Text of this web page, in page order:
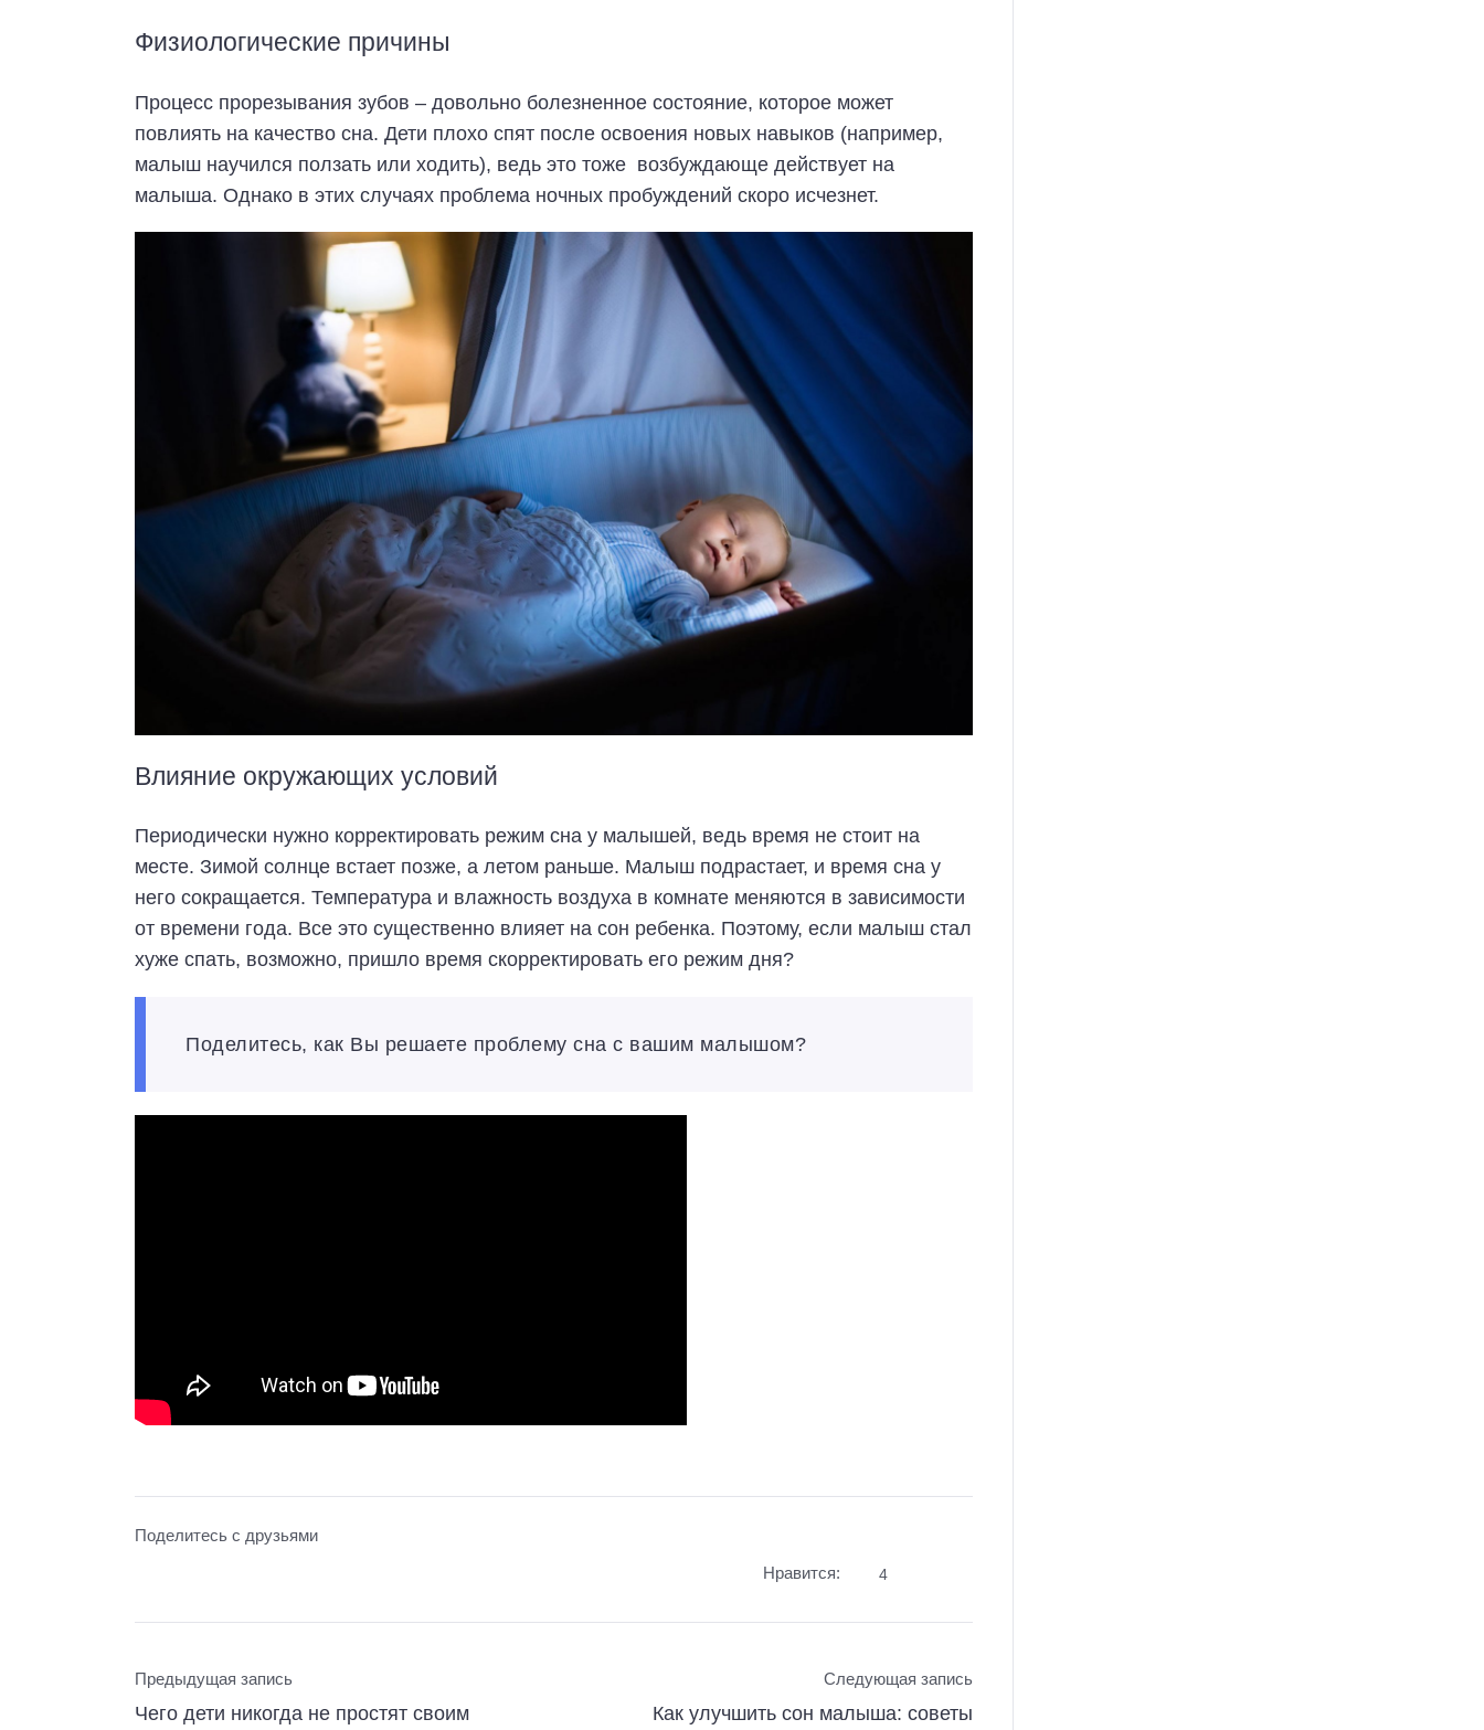
Физиологические причины
Процесс прорезывания зубов – довольно болезненное состояние, которое может
повлиять на качество сна. Дети плохо спят после освоения новых навыков (например,
малыш научился ползать или ходить), ведь это тоже возбуждающе действует на
малыша. Однако в этих случаях проблема ночных пробуждений скоро исчезнет.
Влияние окружающих условий
Периодически нужно корректировать режим сна у малышей, ведь время не стоит на
месте. Зимой солнце встает позже, а летом раньше. Малыш подрастает, и время сна у
него сокращается. Температура и влажность воздуха в комнате меняются в зависимости
от времени года. Все это существенно влияет на сон ребенка. Поэтому, если малыш стал
хуже спать, возможно, пришло время скорректировать его режим дня?
Поделитесь, как Вы решаете проблему сна с вашим малышом?
Поделитесь с друзьями
Нравится: 4
Предыдущая запись
Чего дети никогда не простят своим
Следующая запись
Как улучшить сон малыша: советы